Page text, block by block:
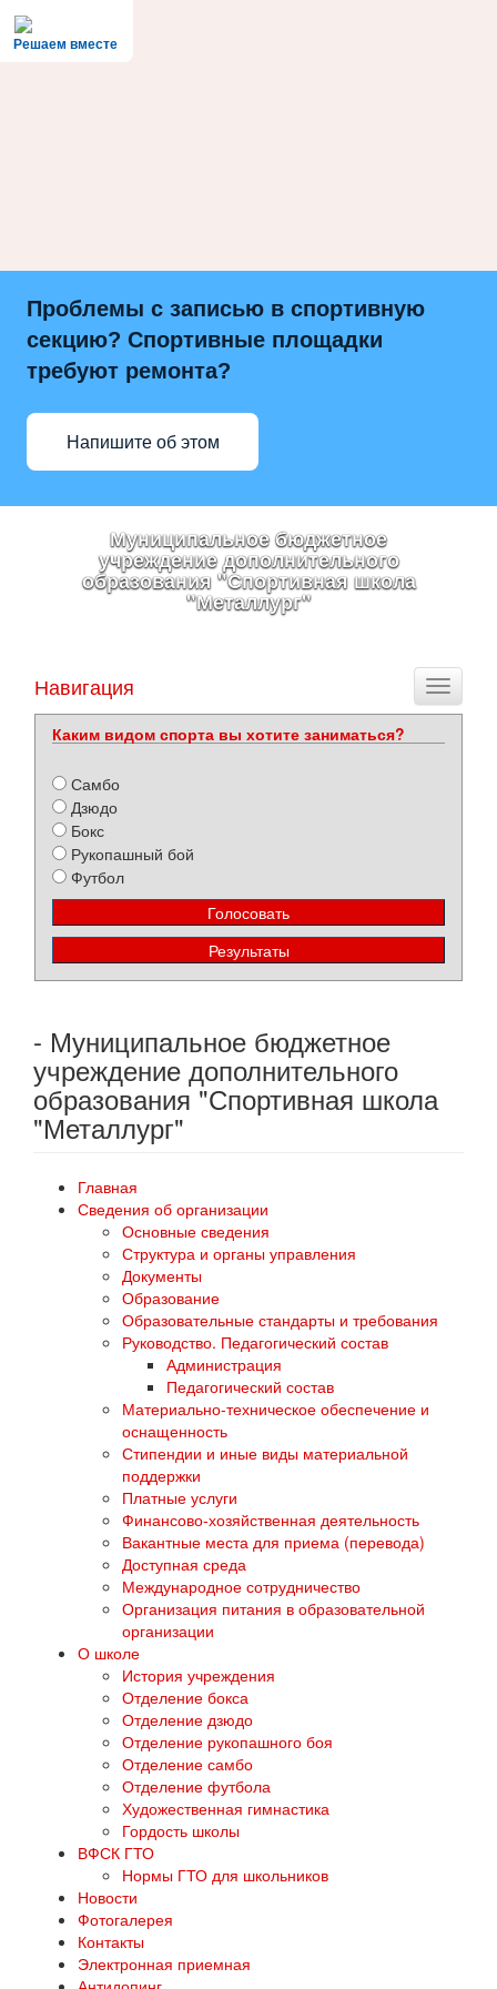
Решаем вместе
Проблемы с записью в спортивную
секцию? Спортивные площадки
требуют ремонта?
Напишите об этом
Муниципальное бюджетное
учреждение дополнительного
образования "Спортивная школа
"Металлург"
Toggle
Навигация
Каким видом спорта вы хотите заниматься?
Самбо
Дзюдо
Бокс
Рукопашный бой
Футбол
- Муниципальное бюджетное
учреждение дополнительного
образования "Спортивная школа
"Металлург"
Главная
Сведения об организации
Основные сведения
Структура и органы управления
Документы
Образование
Образовательные стандарты и требования
Руководство. Педагогический состав
Администрация
Педагогический состав
Материально-техническое обеспечение и
оснащенность
Стипендии и иные виды материальной
поддержки
Платные услуги
Финансово-хозяйственная деятельность
Вакантные места для приема (перевода)
Доступная среда
Международное сотрудничество
Организация питания в образовательной
организации
О школе
История учреждения
Отделение бокса
Отделение дзюдо
Отделение рукопашного боя
Отделение самбо
Отделение футбола
Художественная гимнастика
Гордость школы
ВФСК ГТО
Нормы ГТО для школьников
Новости
Фотогалерея
Контакты
Электронная приемная